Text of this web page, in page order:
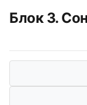
Блок 3.